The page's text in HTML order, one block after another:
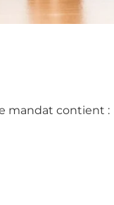
mandat contient :